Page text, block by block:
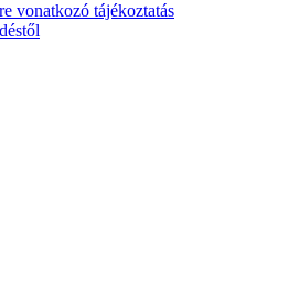
vonatkozó tájékoztatás